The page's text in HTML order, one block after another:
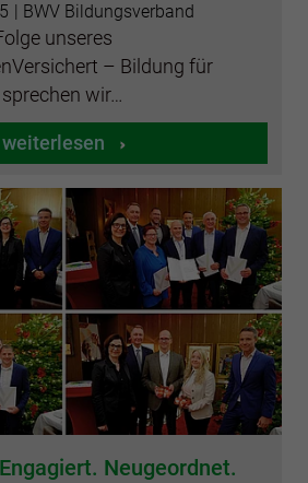
| BWV Bildungsverband
unseres
– Bildung für
wir…
weiterlesen
Neugeordnet.